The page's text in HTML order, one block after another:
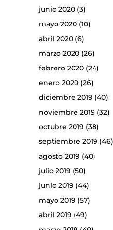
junio 2020(3)
mayo 2020(10)
abril 2020(6)
marzo 2020(26)
febrero 2020(24)
enero 2020(26)
diciembre 2019 (40)
noviembre 2019 (32)
octubre 2019 (38)
septiembre 2019 (46)
agosto 2019 (40)
julio 2019 (50)
junio 2019 (44)
mayo 2019 (57)
abril 2019 (49)